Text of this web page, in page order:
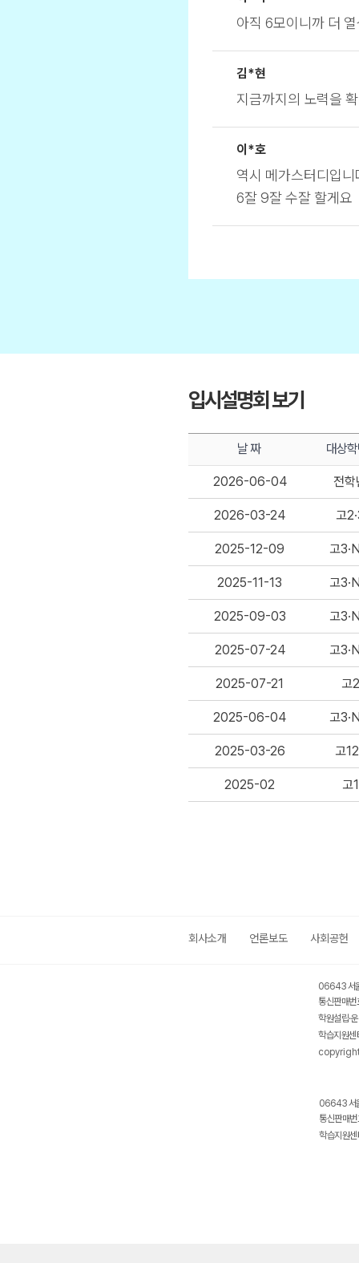
입시설명회 보기
날 짜 대상
2026-06-04 전학
2026-03-24 고
2025-12-09 고
2025-11-13 고
2025-09-03 고
2025-07-24 고
2025-07-21 고2
2025-06-04 고
2025-03-26 고
2025-02 고1
회사소개 언론보도 사회공헌
06643 서
통신판매
학원설립·
학습지원
06643 서
통신판매
학습지원